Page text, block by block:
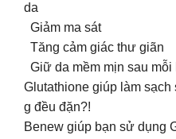
da
Giảm ma sát
Tăng cảm giác thư giãn
Giữ da mềm mịn sau mỗi
Glutathione giúp làm
g đều đặn?!
Benew giúp bạn sử dụng